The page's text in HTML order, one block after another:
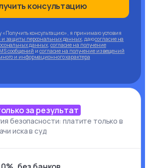
консультацию
«Получить консультацию», я принимаю условия
и защиты персональных данных, даюсогласие на
данных, согласие на получение
сообщений и согласие на получение извещений
и информационного характера
за результат
безопасности: платите только в
иска в суд